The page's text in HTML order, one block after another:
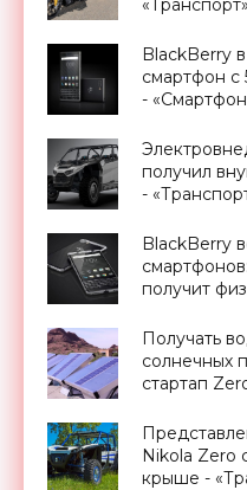
«Транспорт»
BlackBerry
смартфон с
-
получил
-
BlackBerry
получит
Получать
солнечных
стартап
Nikola Zero
крыше -